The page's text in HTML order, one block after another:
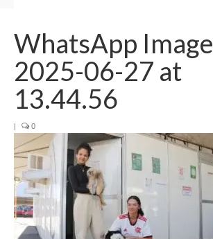
Fernando Fidelis
Café com Fidelis
Contato
Currículo
WhatsApp Image
2025-06-27 at
13.44.56
| 0